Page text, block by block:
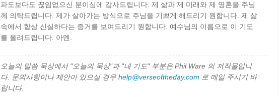
파도보다도 끊임없으신 분이심에 감사드립니다. 제 삶과 제 미래와 제 영혼을 주님
께 의탁드립니다. 제가 살아가는 방식으로 주님을 기쁘게 해드리기 원합니다. 제 삶
속에서 항상 신실하다는 증거를 보여드리기 원합니다. 예수님의 이름으로 이 기도
를 올려드립니다. 아멘.
오늘의 말씀 묵상에서 "오늘의 묵상"과 "내 기도" 부분은 Phil Ware 의 저작물입니
다. 문의사항이나 제안이 있으실 경우 help@verseoftheday.com 로 메일 주시기 바
랍니다.